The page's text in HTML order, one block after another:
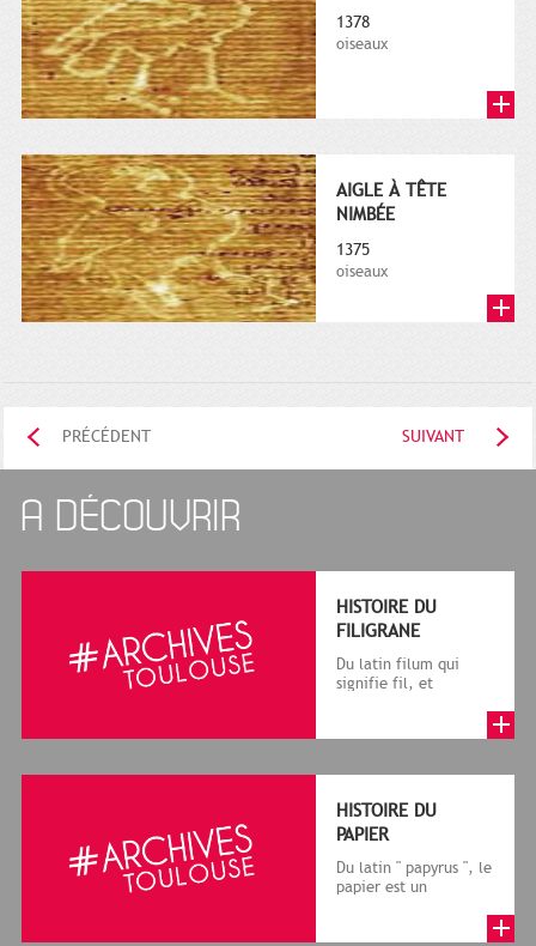
1378
oiseaux
AIGLE À TÊTE
NIMBÉE
1375
oiseaux
PRÉCÉDENT SUIVANT
A DÉCOUVRIR
HISTOIRE DU
FILIGRANE
Du latin filum qui
signifie fil, et
le cadre de la f...
HISTOIRE DU
PAPIER
Du latin " papyrus ", le
papier est un